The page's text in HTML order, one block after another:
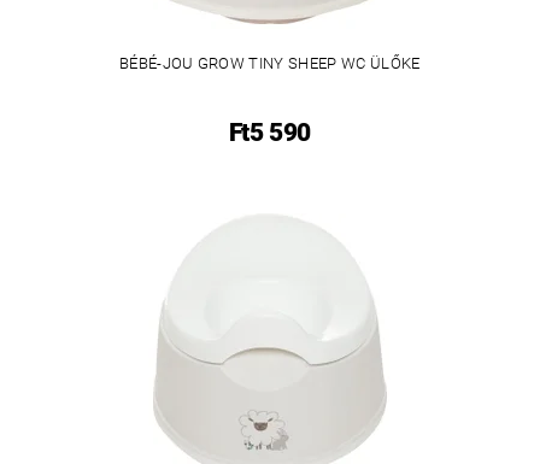
BÉBÉ-JOU GROW TINY SHEEP WC ÜLŐKE
Ft5 590